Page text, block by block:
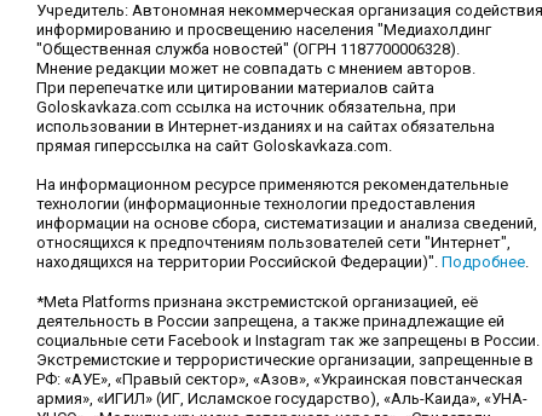
Учредитель: Автономная некоммерческая организация содействия
информированию и просвещению населения "Медиахолдинг
"Общественная служба новостей" (ОГРН 1187700006328).
Мнение редакции может не совпадать с мнением авторов.
При перепечатке или цитировании материалов сайта
Goloskavkaza.com ссылка на источник обязательна, при
использовании в Интернет-изданиях и на сайтах обязательна
прямая гиперссылка на сайт Goloskavkaza.com.
На информационном ресурсе применяются рекомендательные
технологии (информационные технологии предоставления
информации на основе сбора, систематизации и анализа сведений,
относящихся к предпочтениям пользователей сети "Интернет",
находящихся на территории Российской Федерации)". Подробнее.
*Meta Platforms признана экстремистской организацией, её
деятельность в России запрещена, а также принадлежащие ей
социальные сети Facebook и Instagram так же запрещены в России.
Экстремистские и террористические организации, запрещенные в
РФ: «АУЕ», «Правый сектор», «Азов», «Украинская повстанческая
армия», «ИГИЛ» (ИГ, Исламское государство), «Аль-Каида», «УНА-